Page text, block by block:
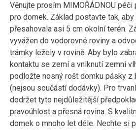
Věnujte prosím MIMOŘÁDNOU
pro domek. Základ postavte tak, aby
přesahovala asi 5 cm okolní terén.
vyvážen do vodorovné roviny a
trámky ležely v rovině. Aby bylo
kontaktu se zemí a vniknutí zemní
podložte nosný rošt domku pásky z
(nejsou součástí dodávky). Pro
dodržet tyto nejdůležitější
pravoúhlost a přesná rovina. S
domek o mnoho let déle. Nechte si